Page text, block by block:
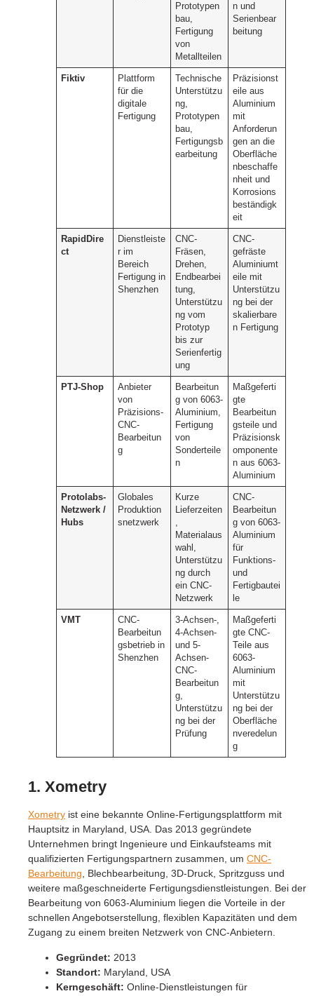
Prototypen
bau,
Fertigung
von
Metallteilen
n und
Serienbear
beitung
Fiktiv
Plattform
für die
digitale
Fertigung
Technische
Unterstützu
ng,
Prototypen
bau,
Fertigungsb
earbeitung
Präzisionst
eile aus
Aluminium
mit
Anforderun
gen an die
Oberfläche
nbeschaffe
nheit und
Korrosions
beständigk
eit
RapidDire
ct
Dienstleiste
r im
Bereich
Fertigung in
Shenzhen
CNC-
Fräsen,
Drehen,
Endbearbei
tung,
Unterstützu
ng vom
Prototyp
bis zur
Serienfertig
ung
CNC-
gefräste
Aluminiumt
eile mit
Unterstützu
ng bei der
skalierbare
n Fertigung
PTJ-Shop
Anbieter
von
Präzisions-
CNC-
Bearbeitun
g
Bearbeitun
g von 6063-
Aluminium,
Fertigung
von
Sonderteile
n
Maßgeferti
gte
Bearbeitun
gsteile und
Präzisionsk
omponente
n aus 6063-
Aluminium
Protolabs-
Netzwerk /
Hubs
Globales
Produktion
snetzwerk
Kurze
Lieferzeiten
,
Materialaus
wahl,
Unterstützu
ng durch
ein CNC-
Netzwerk
CNC-
Bearbeitun
g von 6063-
Aluminium
für
Funktions-
und
Fertigbautei
le
VMT
CNC-
Bearbeitun
gsbetrieb in
Shenzhen
3-Achsen-,
4-Achsen-
und 5-
Achsen-
CNC-
Bearbeitun
g,
Unterstützu
ng bei der
Prüfung
Maßgeferti
gte CNC-
Teile aus
6063-
Aluminium
mit
Unterstützu
ng bei der
Oberfläche
nveredelun
g
1. Xometry
Xometry ist eine bekannte Online-Fertigungsplattform mit
Hauptsitz in Maryland, USA. Das 2013 gegründete
Unternehmen bringt Ingenieure und Einkaufsteams mit
qualifizierten Fertigungspartnern zusammen, um CNC-
Bearbeitung, Blechbearbeitung, 3D-Druck, Spritzguss und
weitere maßgeschneiderte Fertigungsdienstleistungen. Bei der
Bearbeitung von 6063-Aluminium liegen die Vorteile in der
schnellen Angebotserstellung, flexiblen Kapazitäten und dem
Zugang zu einem breiten Netzwerk von CNC-Anbietern.
Gegründet: 2013
Standort: Maryland, USA
Kerngeschäft: Online-Dienstleistungen für